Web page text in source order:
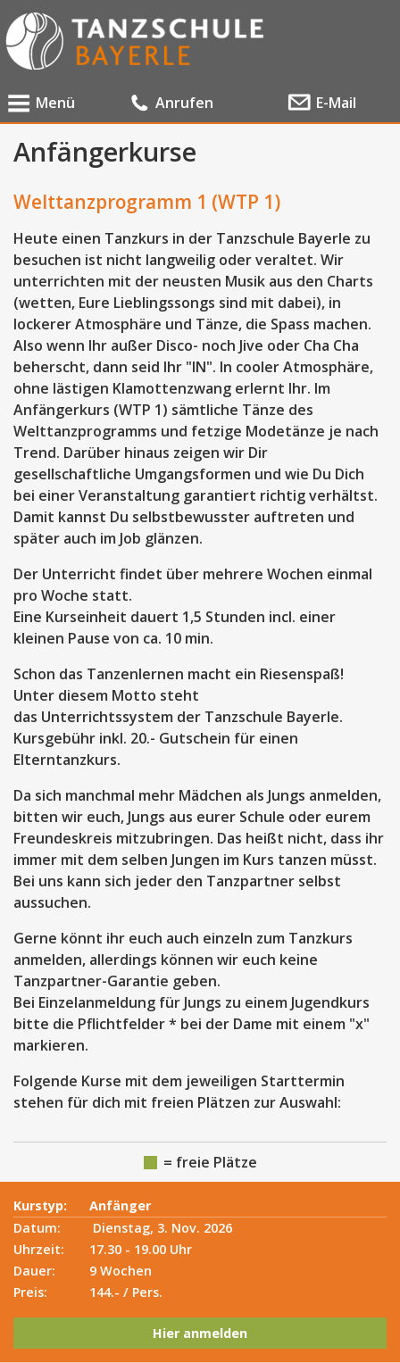
Menü Anrufen E-Mail
Anfängerkurse
Welttanzprogramm 1 (WTP 1)
Heute einen Tanzkurs in der Tanzschule Bayerle zu
besuchen ist nicht langweilig oder veraltet. Wir
unterrichten mit der neusten Musik aus den Charts
(wetten, Eure Lieblingssongs sind mit dabei), in
lockerer Atmosphäre und Tänze, die Spass machen.
Also wenn Ihr außer Disco- noch Jive oder Cha Cha
beherscht, dann seid Ihr "IN". In cooler Atmosphäre,
ohne lästigen Klamottenzwang erlernt Ihr. Im
Anfängerkurs (WTP 1) sämtliche Tänze des
Welttanzprogramms und fetzige Modetänze je nach
Trend. Darüber hinaus zeigen wir Dir
gesellschaftliche Umgangsformen und wie Du Dich
bei einer Veranstaltung garantiert richtig verhältst.
Damit kannst Du selbstbewusster auftreten und
später auch im Job glänzen.
Der Unterricht findet über mehrere Wochen einmal
pro Woche statt.
Eine Kurseinheit dauert 1,5 Stunden incl. einer
kleinen Pause von ca. 10 min.
Schon das Tanzenlernen macht ein Riesenspaß!
Unter diesem Motto steht
das Unterrichtssystem der Tanzschule Bayerle.
Kursgebühr inkl. 20.- Gutschein für einen
Elterntanzkurs.
Da sich manchmal mehr Mädchen als Jungs anmelden,
bitten wir euch, Jungs aus eurer Schule oder eurem
Freundeskreis mitzubringen. Das heißt nicht, dass ihr
immer mit dem selben Jungen im Kurs tanzen müsst.
Bei uns kann sich jeder den Tanzpartner selbst
aussuchen.
Gerne könnt ihr euch auch einzeln zum Tanzkurs
anmelden, allerdings können wir euch keine
Tanzpartner-Garantie geben.
Bei Einzelanmeldung für Jungs zu einem Jugendkurs
bitte die Pflichtfelder * bei der Dame mit einem "x"
markieren.
Folgende Kurse mit dem jeweiligen Starttermin
stehen für dich mit freien Plätzen zur Auswahl:
= freie Plätze
Kurstyp:
Anfänger
Datum:
Dienstag, 3. Nov. 2026
Uhrzeit:
17.30 - 19.00 Uhr
Dauer:
9 Wochen
Preis:
144.- / Pers.
Hier anmelden